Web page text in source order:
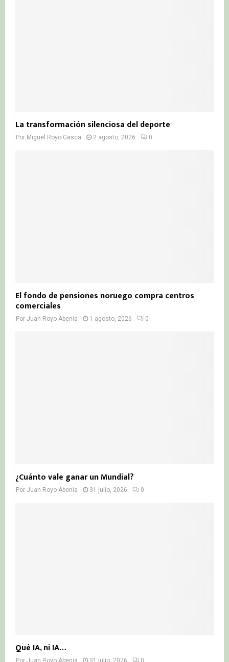
La transformación silenciosa del deporte
Por Miguel Royo Gasca 2 agosto, 2026 0
El fondo de pensiones noruego compra centros
comerciales
Por Juan Royo Abenia 1 agosto, 2026 0
¿Cuánto vale ganar un Mundial?
Por Juan Royo Abenia 31 julio, 2026 0
Qué IA, ni IA…